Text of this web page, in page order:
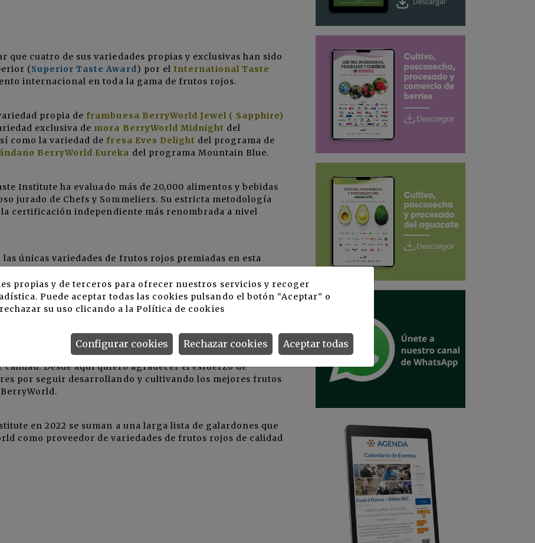
que cuatro de sus variedades propias y exclusivas han sido
(Superior Taste Award) por el International Taste
internacional en toda la gama de frutos rojos.
propia de frambuesa BerryWorld Jewel ( Sapphire)
exclusiva de mora BerryWorld Midnight del
como la variedad de fresa Eves Delight del programa de
BerryWorld Eureka del programa Mountain Blue.
Institute ha evaluado más de 20,000 alimentos y bebidas
jurado de Chefs y Sommeliers. Su estricta metodología
certificación independiente más renombrada a nivel
únicas variedades de frutos rojos premiadas en esta
a diferentes factores tales como:
Eureka y las moras BerryWorld Midnight recibieron
obteniendo un Premio al Sabor Superior con 3 estrellas,
Jewel y las fresas Eves Delight recibieron un Premio al
de seguir cultivando el crecimiento del mercado de
Desde aquí quiero agradecer el esfuerzo de
por seguir desarrollando y cultivando los mejores frutos
BerryWorld.
en 2022 se suman a una larga lista de galardones que
como proveedor de variedades de frutos rojos de calidad
propias y de terceros para ofrecer nuestros servicios y recoger
Puede aceptar todas las cookies pulsando el botón “Aceptar” o
su uso clicando a la Política de cookies
Aceptar todas
Rechazar cookies
Configurar cookies